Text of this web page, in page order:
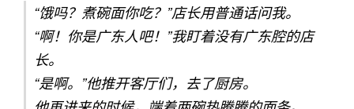
“饿吗？煮碗面你吃？”店长用普通话问我。
“啊！你是广东人吧！”我盯着没有广东腔的店
长。
“是啊。”他推开客厅们，去了厨房。